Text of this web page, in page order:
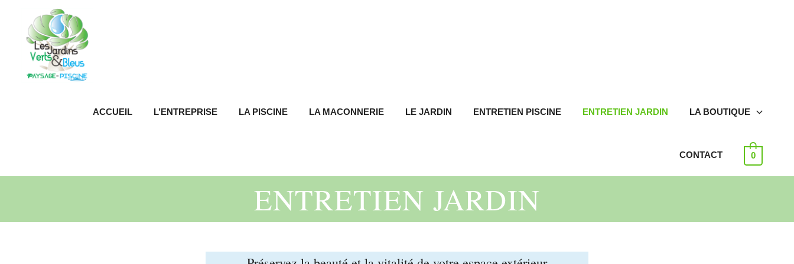
contenu
ACCUEIL L’ENTREPRISE LA PISCINE LA MACONNERIE LE JARDIN ENTRETIEN PISCINE ENTRETIEN JARDIN LA BOUTIQUE
CONTACT 0
ENTRETIEN JARDIN